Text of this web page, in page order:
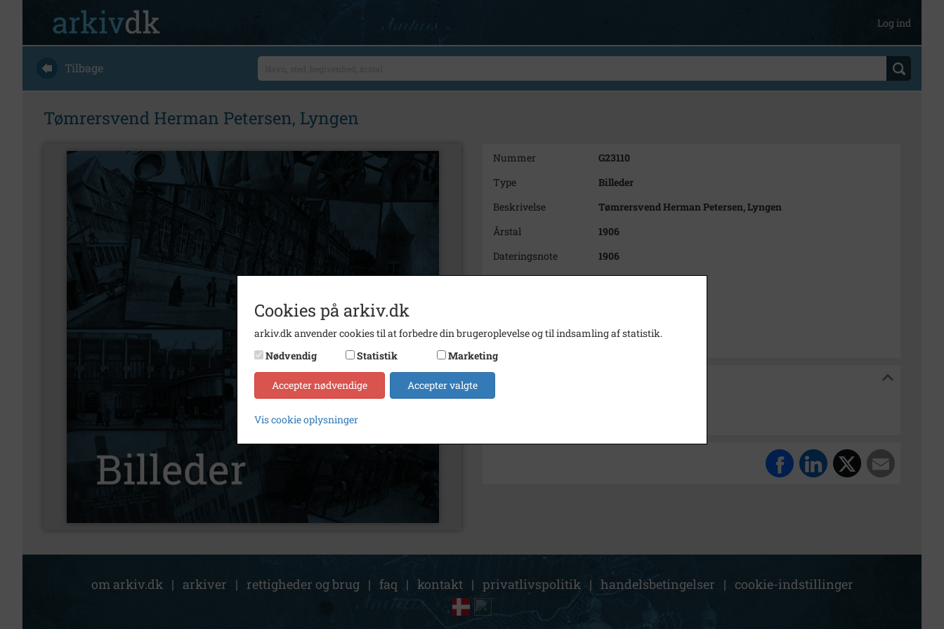
Log ind
Tilbage
Tømrersvend Herman Petersen, Lyngen
Nummer
G23110
Type
Billeder
Beskrivelse
Tømrersvend Herman Petersen, Lyngen
Årstal
1906
Dateringsnote
1906
Fotograf
Ukendt
Kontakt arkivet
Søg videre i Kalundborg Lokalarkiv
Lyngen, Kalundborg
om arkiv.dk | arkiver | rettigheder og brug | faq | kontakt | privatlivspolitik | handelsbetingelser | cookie-indstillinger
Cookies på arkiv.dk
arkiv.dk anvender cookies til at forbedre din brugeroplevelse og til indsamling af statistik.
Nødvendig
Statistik Marketing
Accepter nødvendige Accepter valgte
Vis cookie oplysninger